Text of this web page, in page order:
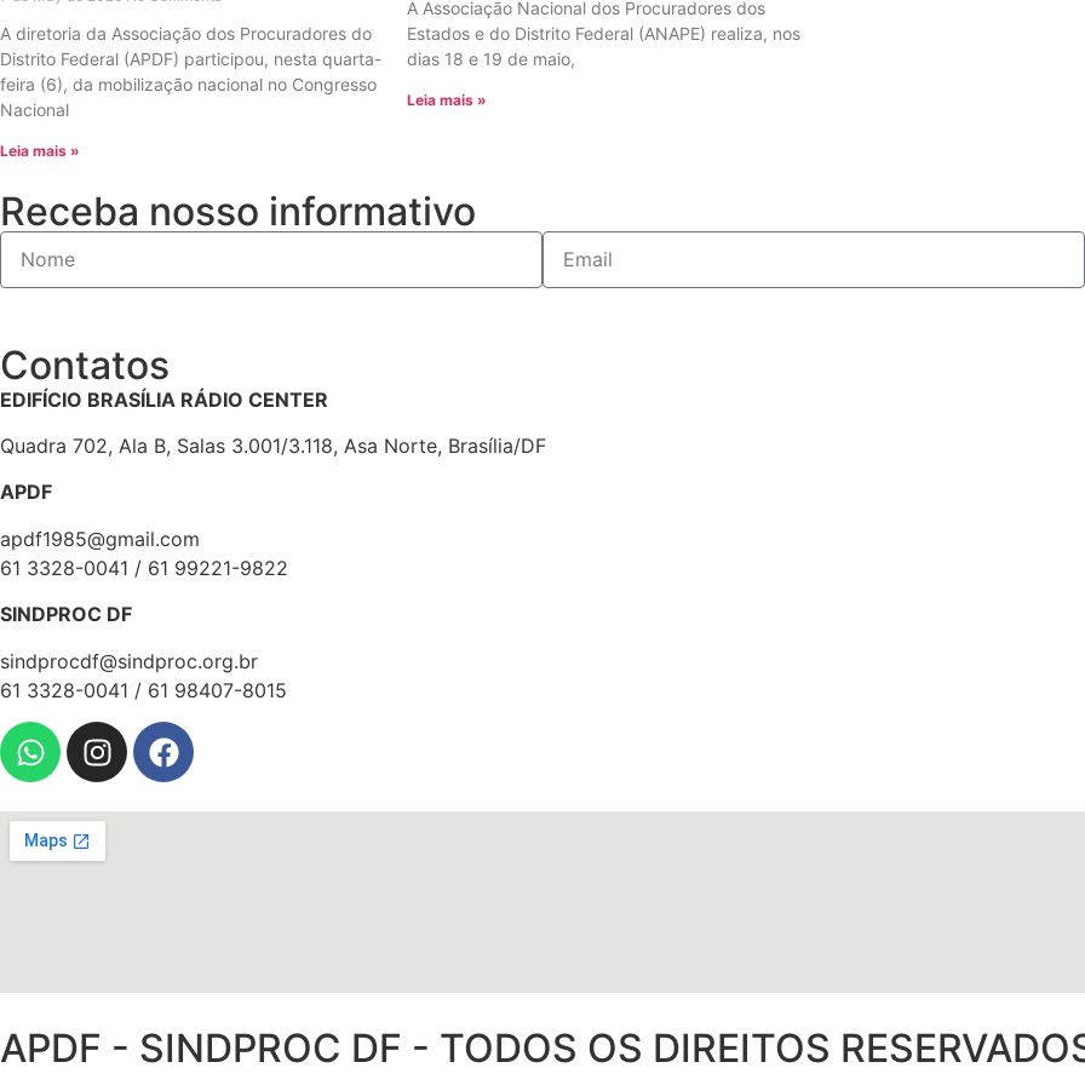
A diretoria da Associação dos Procuradores do
Distrito Federal (APDF) participou, nesta quarta-
feira (6), da mobilização nacional no Congresso
Nacional
Leia mais »
A Associação Nacional dos Procuradores dos
Estados e do Distrito Federal (ANAPE) realiza, nos
dias 18 e 19 de maio,
Leia mais »
Receba nosso informativo
Contatos
EDIFÍCIO BRASÍLIA RÁDIO CENTER
Quadra 702, Ala B, Salas 3.001/3.118, Asa Norte, Brasília/DF
APDF
apdf1985@gmail.com
61 3328-0041 / 61 99221-9822
SINDPROC DF
sindprocdf@sindproc.org.br
61 3328-0041 / 61 98407-8015
APDF - SINDPROC DF - TODOS OS DIREITOS